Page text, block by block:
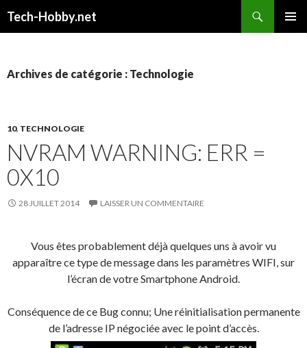
Tech-Hobby.net
Archives de catégorie : Technologie
10, TECHNOLOGIE
NVRAM WARNING: ERR =
0X10
28 JUILLET 2014 LAISSER UN COMMENTAIRE
Vous êtes probablement déjà quelques uns à avoir vu
apparaître ce type de message dans les paramètres WIFI, sur
l’écran de votre Smartphone Android.
Conséquence de ce Bug connu; Une réinitialisation permanente
de l’adresse IP négociée avec le point d’accès.